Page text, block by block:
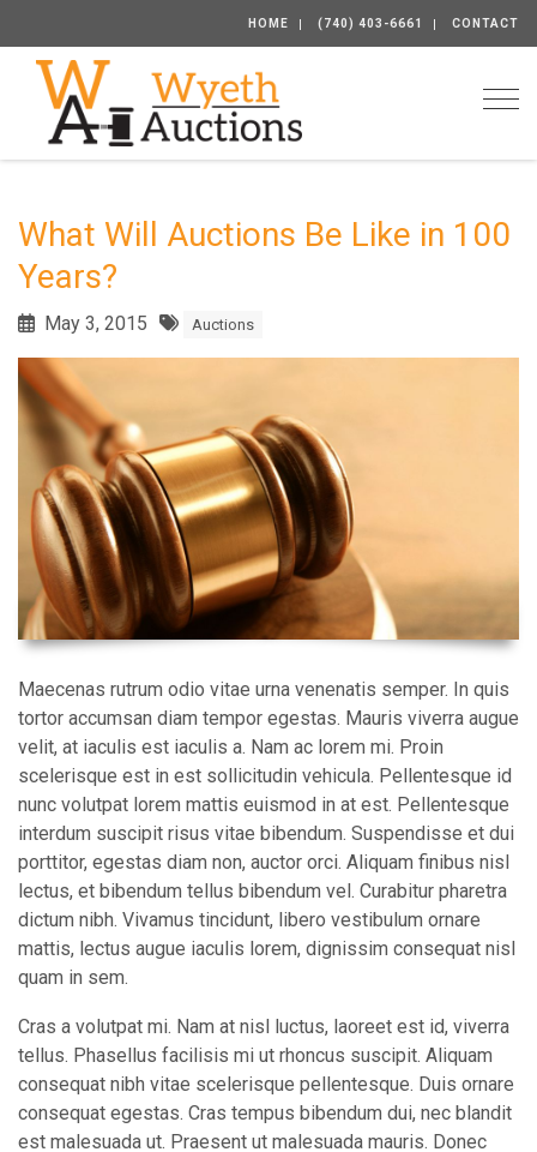
HOME (740) 403-6661 CONTACT
What Will Auctions Be Like in 100
Years?
May 3, 2015 Auctions
Maecenas rutrum odio vitae urna venenatis semper. In quis
tortor accumsan diam tempor egestas. Mauris viverra augue
velit, at iaculis est iaculis a. Nam ac lorem mi. Proin
scelerisque est in est sollicitudin vehicula. Pellentesque id
nunc volutpat lorem mattis euismod in at est. Pellentesque
interdum suscipit risus vitae bibendum. Suspendisse et dui
porttitor, egestas diam non, auctor orci. Aliquam finibus nisl
lectus, et bibendum tellus bibendum vel. Curabitur pharetra
dictum nibh. Vivamus tincidunt, libero vestibulum ornare
mattis, lectus augue iaculis lorem, dignissim consequat nisl
quam in sem.
Cras a volutpat mi. Nam at nisl luctus, laoreet est id, viverra
tellus. Phasellus facilisis mi ut rhoncus suscipit. Aliquam
consequat nibh vitae scelerisque pellentesque. Duis ornare
consequat egestas. Cras tempus bibendum dui, nec blandit
est malesuada ut. Praesent ut malesuada mauris. Donec